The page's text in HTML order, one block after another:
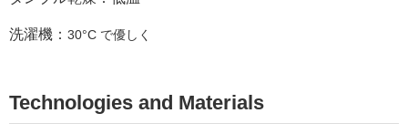
洗濯機： 30°C で優しく
Technologies and Materials